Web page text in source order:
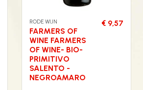
RODE WIJN
FARMERS OF
WINE FARMERS
OF WINE- BIO-
PRIMITIVO
SALENTO -
NEGROAMARO
€ 9,57